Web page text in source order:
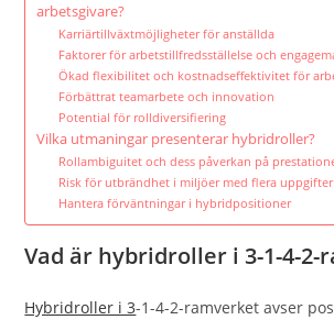
arbetsgivare?
Karriärtillväxtmöjligheter för anställda
Faktorer för arbetstillfredsställelse och
Ökad flexibilitet och kostnadseffektivitet för
Förbättrat teamarbete och innovation
Potential för rolldiversifiering
Vilka utmaningar presenterar hybridroller?
Rollambiguitet och dess påverkan på
Risk för utbrändhet i miljöer med flera uppgifter
Hantera förväntningar i hybridpositioner
Vad är hybridroller i 3-1-4-2-
Hybridroller i 3-1-4-2-ramverket avser